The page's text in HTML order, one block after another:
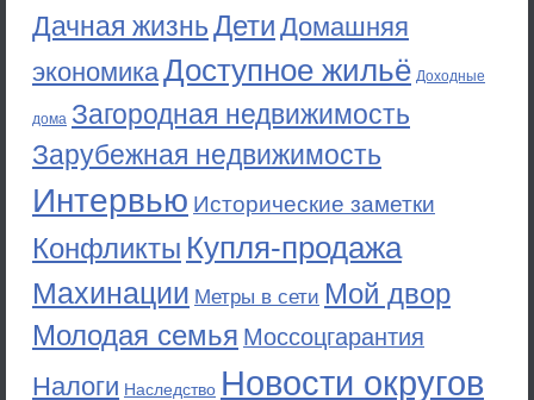
Дачная жизньДети Домашняя
экономикаДоступное жильё Доходные
дома Загородная недвижимость
Зарубежная недвижимость
Интервью Исторические заметки
Конфликты Купля-продажа
Махинации Метры в сети Мой двор
Молодая семья Моссоцгарантия
Налоги Наследство Новости округов